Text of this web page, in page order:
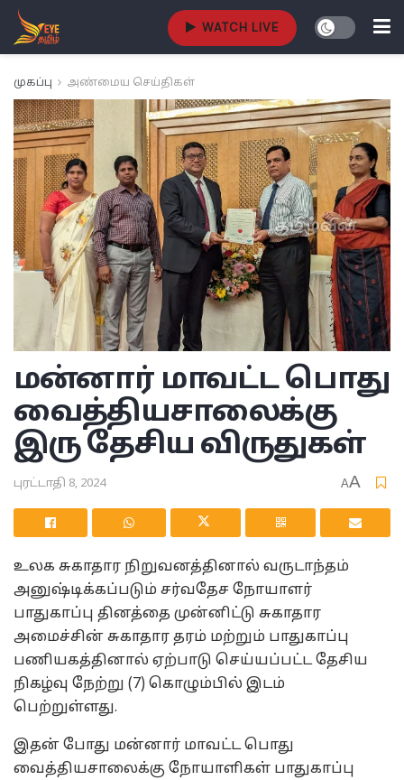
WATCH LIVE
முகப்பு அண்மைய செய்திகள்
மன்னார் மாவட்ட பொது
வைத்தியசாலைக்கு
இரு தேசிய விருதுகள்
புரட்டாதி 8, 2024 AA
உலக சுகாதார நிறுவனத்தினால் வருடாந்தம்
அனுஷ்டிக்கப்படும் சர்வதேச நோயாளர்
பாதுகாப்பு தினத்தை முன்னிட்டு சுகாதார
அமைச்சின் சுகாதார தரம் மற்றும் பாதுகாப்பு
பணியகத்தினால் ஏற்பாடு செய்யப்பட்ட தேசிய
நிகழ்வு நேற்று (7) கொழும்பில் இடம்
பெற்றுள்ளது.
இதன் போது மன்னார் மாவட்ட பொது
வைத்தியசாலைக்கு நோயாளிகள் பாதுகாப்பு